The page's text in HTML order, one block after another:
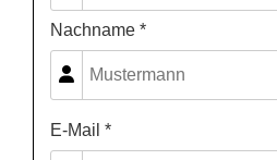
Nachname *
E-Mail *